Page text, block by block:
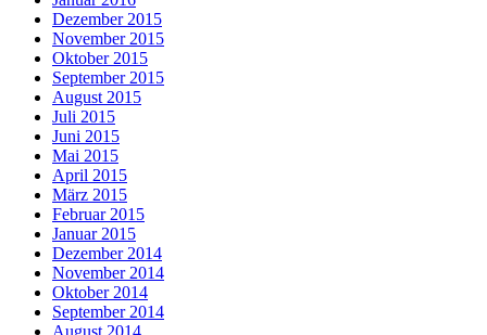
Dezember 2015
November 2015
Oktober 2015
September 2015
August 2015
Juli 2015
Juni 2015
Mai 2015
April 2015
März 2015
Februar 2015
Januar 2015
Dezember 2014
November 2014
Oktober 2014
September 2014